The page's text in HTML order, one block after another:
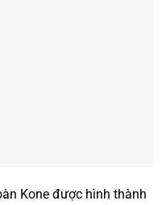
Kone được hình thành